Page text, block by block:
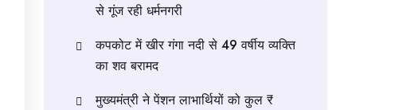
से गूंज रही धर्मनगरी
कपकोट में खीर गंगा नदी से 49 वर्षीय व्यक्ति
का शव बरामद
मुख्यमंत्री ने पेंशन लाभार्थियों को कुल ₹